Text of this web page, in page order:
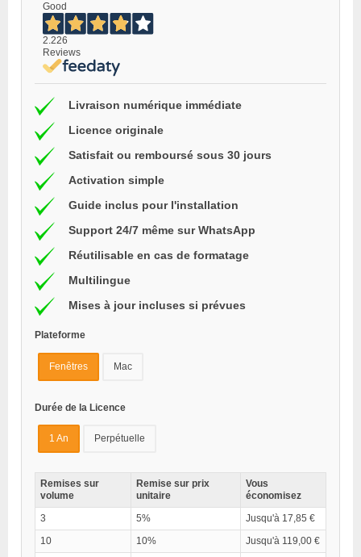
Good
2.226
Reviews
Livraison numérique immédiate
Licence originale
Satisfait ou remboursé sous 30 jours
Activation simple
Guide inclus pour l'installation
Support 24/7 même sur WhatsApp
Réutilisable en cas de formatage
Multilingue
Mises à jour incluses si prévues
Plateforme
Fenêtres Mac
Durée de la Licence
1 An Perpétuelle
Remises sur
volume
Remise sur prix
unitaire
Vous
économisez
3
5%
Jusqu'à 17,85 €
10
10%
Jusqu'à 119,00 €